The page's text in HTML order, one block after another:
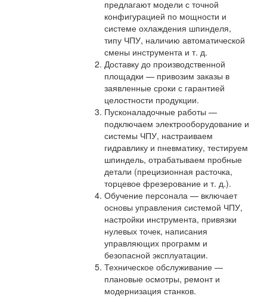
предлагают модели с точной
конфигурацией по мощности и
системе охлаждения шпинделя,
типу ЧПУ, наличию автоматической
смены инструмента и т. д.
Доставку до производственной
площадки — привозим заказы в
заявленные сроки с гарантией
целостности продукции.
Пусконаладочные работы —
подключаем электрооборудование и
системы ЧПУ, настраиваем
гидравлику и пневматику, тестируем
шпиндель, отрабатываем пробные
детали (прецизионная расточка,
торцевое фрезерование и т. д.).
Обучение персонала — включает
основы управления системой ЧПУ,
настройки инструмента, привязки
нулевых точек, написания
управляющих программ и
безопасной эксплуатации.
Техническое обслуживание —
плановые осмотры, ремонт и
модернизация станков.